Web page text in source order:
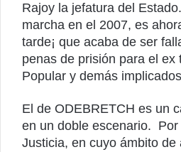
Rajoy la jefatura del
marcha en el 2007, es
tarde¡ que acaba de ser
penas de prisión para el ex
Popular y demás
El de ODEBRETCH es un
en un doble escenario.
Justicia, en cuyo ámbito de